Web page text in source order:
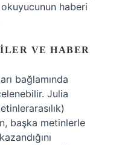
haberi
VE HABER
bağlamında
Julia
başka metinlerle